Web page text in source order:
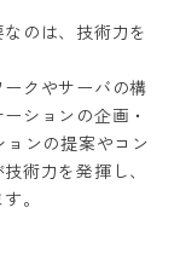
のは、技術力を
クやサーバの構
ションの企画・
ンの提案やコン
術力を発揮し、
。